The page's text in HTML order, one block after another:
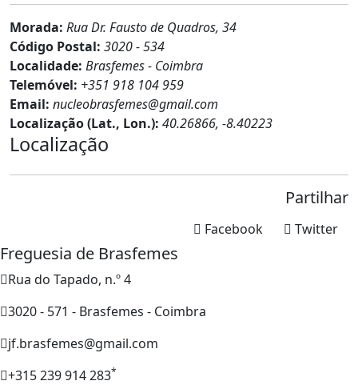
Morada: Rua Dr. Fausto de Quadros, 34
Código Postal: 3020 - 534
Localidade: Brasfemes - Coimbra
Telemóvel: +351 918 104 959
Email: nucleobrasfemes@gmail.com
Localização (Lat., Lon.): 40.26866, -8.40223
Localização
Partilhar
Twitter
Facebook
Freguesia de Brasfemes
Rua do Tapado, n.º 4
3020 - 571 - Brasfemes - Coimbra
jf.brasfemes@gmail.com
+315 239 914 283*